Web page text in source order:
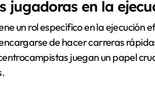
jugadoras en la
un rol específico en la ejecución
de hacer carreras
juegan un papel